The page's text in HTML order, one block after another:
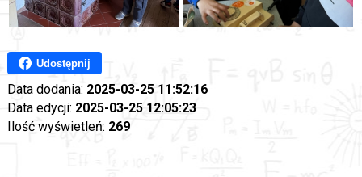
Udostępnij
Data dodania: 2025-03-25 11:52:16
Data edycji: 2025-03-25 12:05:23
Ilość wyświetleń: 269